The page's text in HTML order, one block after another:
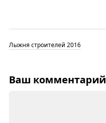
Лыжня строителей 2016
Ваш комментарий